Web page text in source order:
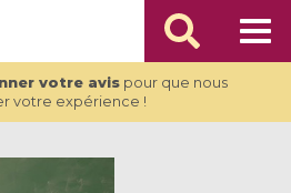
votre avispour que nous
votre expérience !